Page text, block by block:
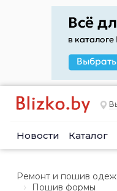
Новости Каталог
Ремонт и пошив
Пошив формы